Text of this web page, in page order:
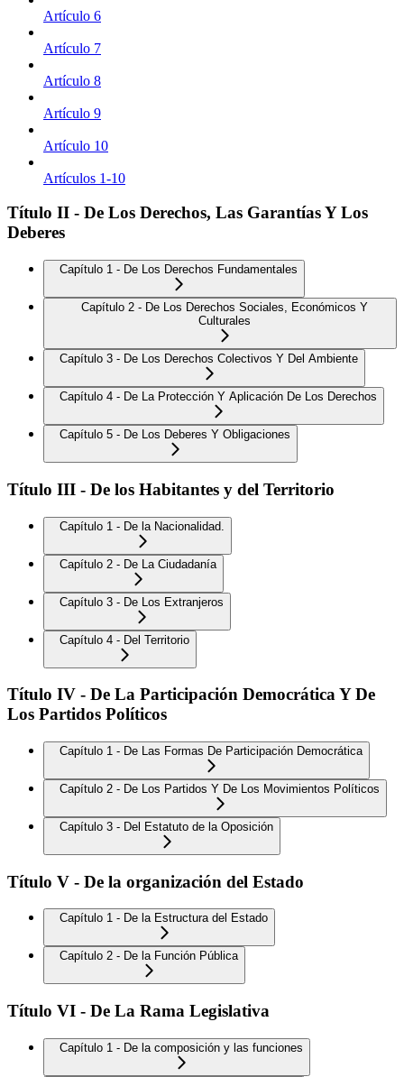
Artículo 6
Artículo 7
Artículo 8
Artículo 9
Artículo 10
Artículos 1-10
Título II - De Los Derechos, Las Garantías Y Los
Deberes
Capítulo 1 - De Los Derechos Fundamentales
Capítulo 2 - De Los Derechos Sociales, Económicos Y
Culturales
Capítulo 3 - De Los Derechos Colectivos Y Del Ambiente
Capítulo 4 - De La Protección Y Aplicación De Los Derechos
Capítulo 5 - De Los Deberes Y Obligaciones
Título III - De los Habitantes y del Territorio
Capítulo 1 - De la Nacionalidad.
Capítulo 2 - De La Ciudadanía
Capítulo 3 - De Los Extranjeros
Capítulo 4 - Del Territorio
Título IV - De La Participación Democrática Y De
Los Partidos Políticos
Capítulo 1 - De Las Formas De Participación Democrática
Capítulo 2 - De Los Partidos Y De Los Movimientos Políticos
Capítulo 3 - Del Estatuto de la Oposición
Título V - De la organización del Estado
Capítulo 1 - De la Estructura del Estado
Capítulo 2 - De la Función Pública
Título VI - De La Rama Legislativa
Capítulo 1 - De la composición y las funciones